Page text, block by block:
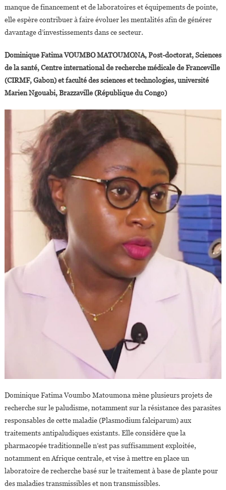
manque de financement et de laboratoires et équipements de pointe,
elle espère contribuer à faire évoluer les mentalités afin de générer
davantage d’investissements dans ce secteur.
Dominique Fatima VOUMBO MATOUMONA, Post-doctorat, Sciences
de la santé, Centre international de recherche médicale de Franceville
(CIRMF, Gabon) et faculté des sciences et technologies, université
Marien Ngouabi, Brazzaville (République du Congo)
Dominique Fatima Voumbo Matoumona mène plusieurs projets de
recherche sur le paludisme, notamment sur la résistance des parasites
responsables de cette maladie (Plasmodium falciparum) aux
traitements antipaludiques existants. Elle considère que la
pharmacopée traditionnelle n’est pas suffisamment exploitée,
notamment en Afrique centrale, et vise à mettre en place un
laboratoire de recherche basé sur le traitement à base de plante pour
des maladies transmissibles et non transmissibles.